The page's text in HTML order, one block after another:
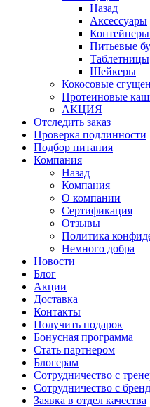
Назад
Аксессуары
Контейнеры
Питьевые
Таблетницы
Шейкеры
Кокосовые
Протеиновые
АКЦИЯ
Отследить заказ
Проверка подлинности
Подбор питания
Компания
Назад
Компания
О компании
Сертификация
Отзывы
Политика
Немного добра
Новости
Блог
Акции
Доставка
Контакты
Получить подарок
Бонусная программа
Стать партнером
Блогерам
Сотрудничество с
Сотрудничество с
Заявка в отдел качества